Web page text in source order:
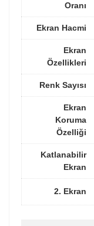
Oranı
Ekran Hacmi
Ekran
Özellikleri
Renk Sayısı
Ekran
Koruma
Özelliği
Katlanabilir
Ekran
2. Ekran